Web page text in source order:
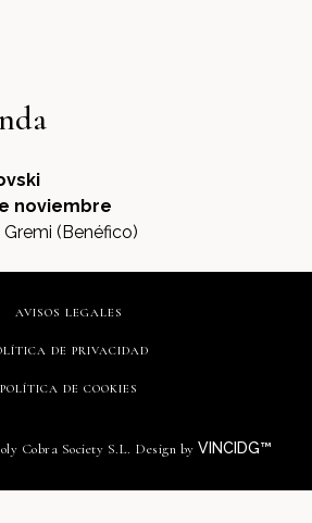
noviembre
Gremi (Benéfico)
AVISOS LEGALES
DE PRIVACIDAD
POLÍTICA DE COOKIES
Cobra Society S.L. Design by VINCIDG™